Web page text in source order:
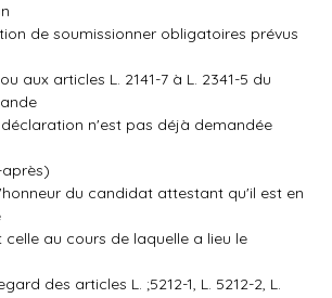
de soumissionner obligatoires prévus
aux articles L. 2141-7 à L. 2341-5 du
n'est pas déjà demandée
après)
du candidat attestant qu'il est en
au cours de laquelle a lieu le
des articles L. ;5212-1, L. 5212-2, L.